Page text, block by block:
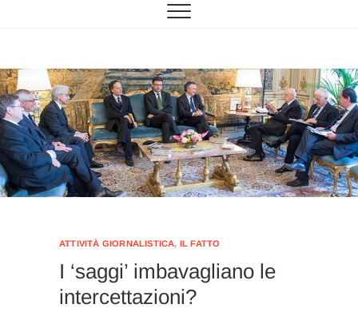
ATTIVITÀ GIORNALISTICA, IL FATTO
I ‘saggi’ imbavagliano le
intercettazioni?